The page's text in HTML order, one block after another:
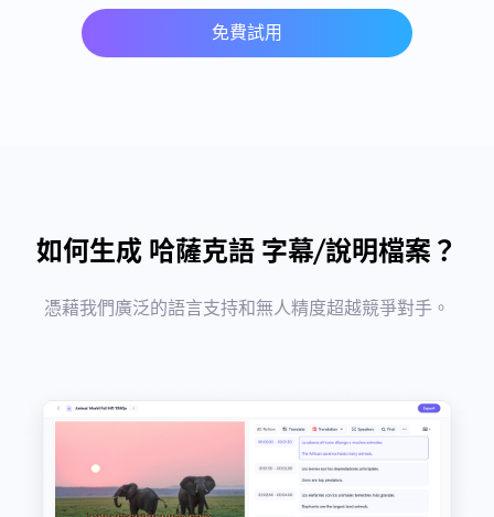
免費試用
如何生成 哈薩克語 字幕/說明檔案？
憑藉我們廣泛的語言支持和無人精度超越競爭對手。